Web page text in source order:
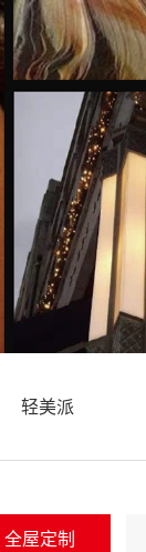
轻美派
全屋定制